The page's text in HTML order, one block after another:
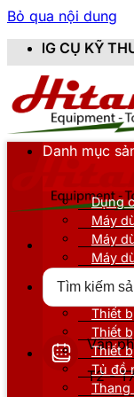
Bỏ qua nội dung
HITAMI -
Văn
T2 -
Danh mục
Dụng
Máy
Máy
Máy
Thiết
Thiết
Thiết
Thiết
Tủ đồ
Thang